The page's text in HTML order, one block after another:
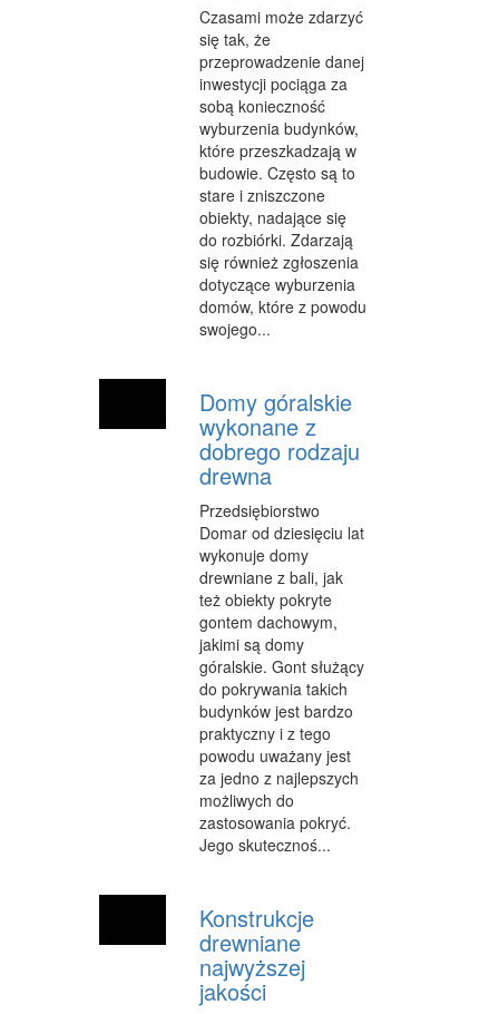
SALONY KOSMETYCZNE
SPRZĘT MEDYCZNY
WEB
OPROGRAMOWANIE
KONTAKT
Czasami może zdarzyć
się tak, że
przeprowadzenie danej
inwestycji pociąga za
sobą konieczność
wyburzenia budynków,
które przeszkadzają w
budowie. Często są to
stare i zniszczone
obiekty, nadające się
do rozbiórki. Zdarzają
się również zgłoszenia
dotyczące wyburzenia
domów, które z powodu
swojego...
Domy góralskie
wykonane z
dobrego rodzaju
drewna
Przedsiębiorstwo
Domar od dziesięciu lat
wykonuje domy
drewniane z bali, jak
też obiekty pokryte
gontem dachowym,
jakimi są domy
góralskie. Gont służący
do pokrywania takich
budynków jest bardzo
praktyczny i z tego
powodu uważany jest
za jedno z najlepszych
możliwych do
zastosowania pokryć.
Jego skutecznoś...
Konstrukcje
drewniane
najwyższej
jakości